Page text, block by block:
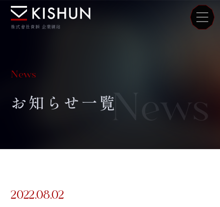
株式會社貴瞬 企業網站
News
お知らせ一覧News
2022.08.02